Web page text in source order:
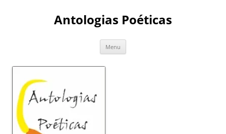
Antologias Poéticas
Menu